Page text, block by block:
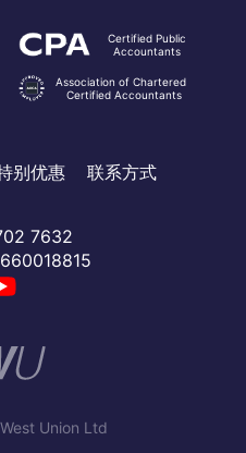
Certified Public
Accountants
Association of Chartered
Certified Accountants
别优惠 联系方式
7632
Union Ltd